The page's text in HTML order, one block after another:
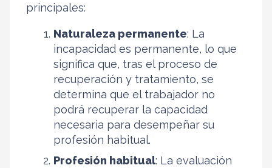
principales:
Naturaleza permanente: La
incapacidad es permanente, lo que
significa que, tras el proceso de
recuperación y tratamiento, se
determina que el trabajador no
podrá recuperar la capacidad
necesaria para desempeñar su
profesión habitual.
Profesión habitual: La evaluación